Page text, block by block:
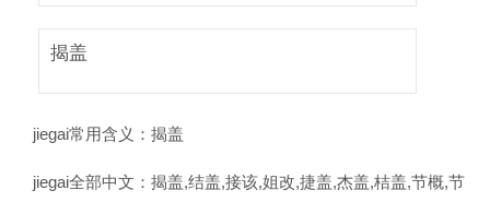
揭盖
jiegai常用含义： 揭盖
jiegai全部中文： 揭盖,结盖,接该,姐改,捷盖,杰盖,桔盖,节概,节